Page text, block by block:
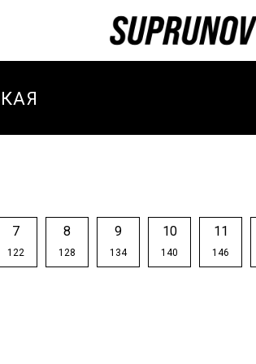
7
122
8
128
9
134
10
140
11
146